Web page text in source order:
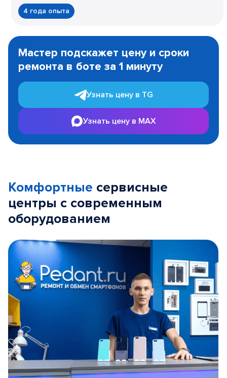
4 года опыта
1
Мастер подскажет цену и сроки
ремонта в боте за 1 минуту
Узнать цену в TG
Узнать цену в MAX
Комфортные сервисные
центры с современным
оборудованием